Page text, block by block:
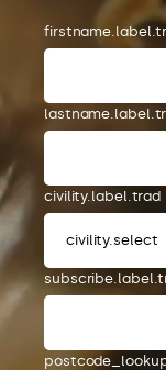
civility.label.trad
civility.select